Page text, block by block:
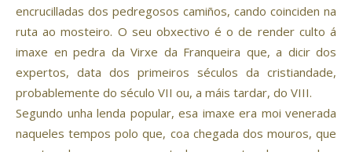
encrucilladas dos pedregosos camiños, cando coinciden na
ruta ao mosteiro. O seu obxectivo é o de render culto á
imaxe en pedra da Virxe da Franqueira que, a dicir dos
expertos, data dos primeiros séculos da cristiandade,
probablemente do século VII ou, a máis tardar, do VIII.
Segundo unha lenda popular, esa imaxe era moi venerada
naqueles tempos polo que, coa chegada dos mouros, que